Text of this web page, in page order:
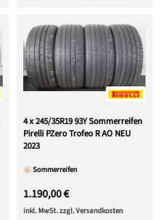
4 x 245/35R19 93Y Sommerreifen
Pirelli PZero Trofeo R AO NEU
2023
Sommerreifen
1.190,00 €
inkl. MwSt. zzgl. Versandkosten